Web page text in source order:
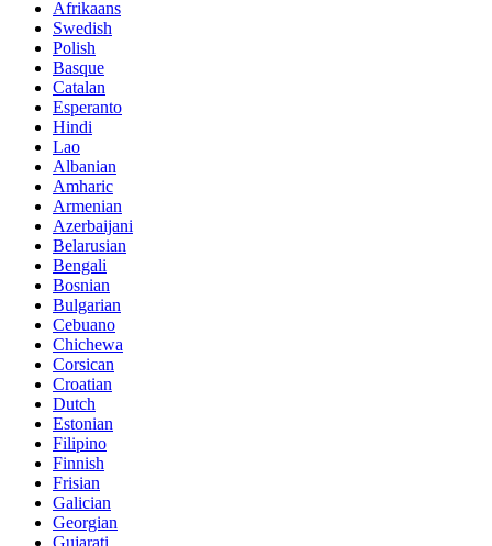
Afrikaans
Swedish
Polish
Basque
Catalan
Esperanto
Hindi
Lao
Albanian
Amharic
Armenian
Azerbaijani
Belarusian
Bengali
Bosnian
Bulgarian
Cebuano
Chichewa
Corsican
Croatian
Dutch
Estonian
Filipino
Finnish
Frisian
Galician
Georgian